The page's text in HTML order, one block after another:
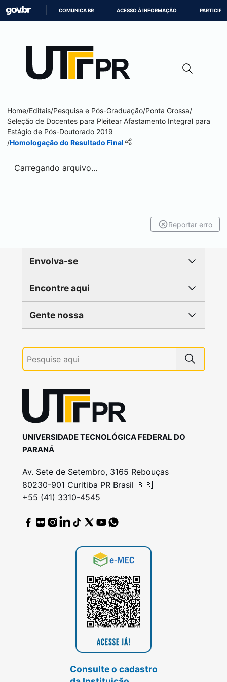
CONTEÚDO
COMUNICA BR ACESSO À INFORMAÇÃO PARTICIPE
Home/Editais/Pesquisa e Pós-Graduação/Ponta Grossa/
Seleção de Docentes para Pleitear Afastamento Integral para
Estágio de Pós-Doutorado 2019
/Homologação do Resultado Final
Carregando arquivo...
Reportar erro
Envolva-se
Encontre aqui
Gente nossa
UNIVERSIDADE TECNOLÓGICA FEDERAL DO
PARANÁ
Av. Sete de Setembro, 3165 Rebouças
80230-901 Curitiba PR Brasil 🇧🇷
+55 (41) 3310-4545
Consulte o cadastro